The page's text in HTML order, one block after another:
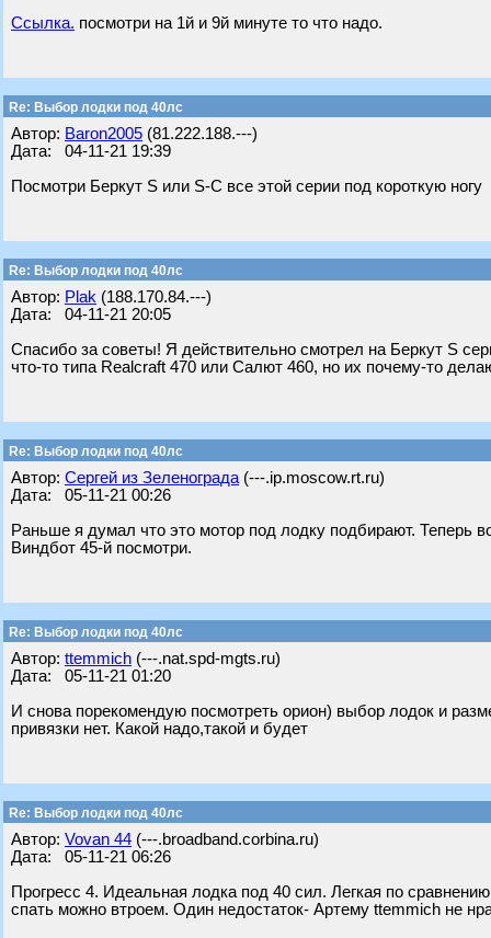
Ссылка. посмотри на 1й и 9й минуте то что надо.
Re: Выбор лодки под 40лс
Автор: Baron2005 (81.222.188.---)
Дата: 04-11-21 19:39
Посмотри Беркут S или S-C все этой серии под короткую ногу
Re: Выбор лодки под 40лс
Автор: Plak (188.170.84.---)
Дата: 04-11-21 20:05
Спасибо за советы! Я действительно смотрел на Беркут S
что-то типа Realcraft 470 или Салют 460, но их почему-то
Re: Выбор лодки под 40лс
Автор: Сергей из Зеленограда (---.ip.moscow.rt.ru)
Дата: 05-11-21 00:26
Раньше я думал что это мотор под лодку подбирают. Теперь
Виндбот 45-й посмотри.
Re: Выбор лодки под 40лс
Автор: ttemmich (---.nat.spd-mgts.ru)
Дата: 05-11-21 01:20
И снова порекомендую посмотреть орион) выбор лодок и
привязки нет. Какой надо,такой и будет
Re: Выбор лодки под 40лс
Автор: Vovan 44 (---.broadband.corbina.ru)
Дата: 05-11-21 06:26
Прогресс 4. Идеальная лодка под 40 сил. Легкая по
спать можно втроем. Один недостаток- Артему ttemmich не